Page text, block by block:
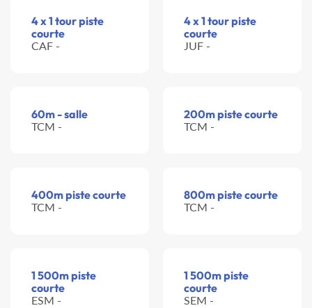
4 x 1 tour piste
courte
CAF -
4 x 1 tour piste
courte
JUF -
60m - salle
TCM -
200m piste courte
TCM -
400m piste courte
TCM -
800m piste courte
TCM -
1 500m piste
courte
ESM -
1 500m piste
courte
SEM -